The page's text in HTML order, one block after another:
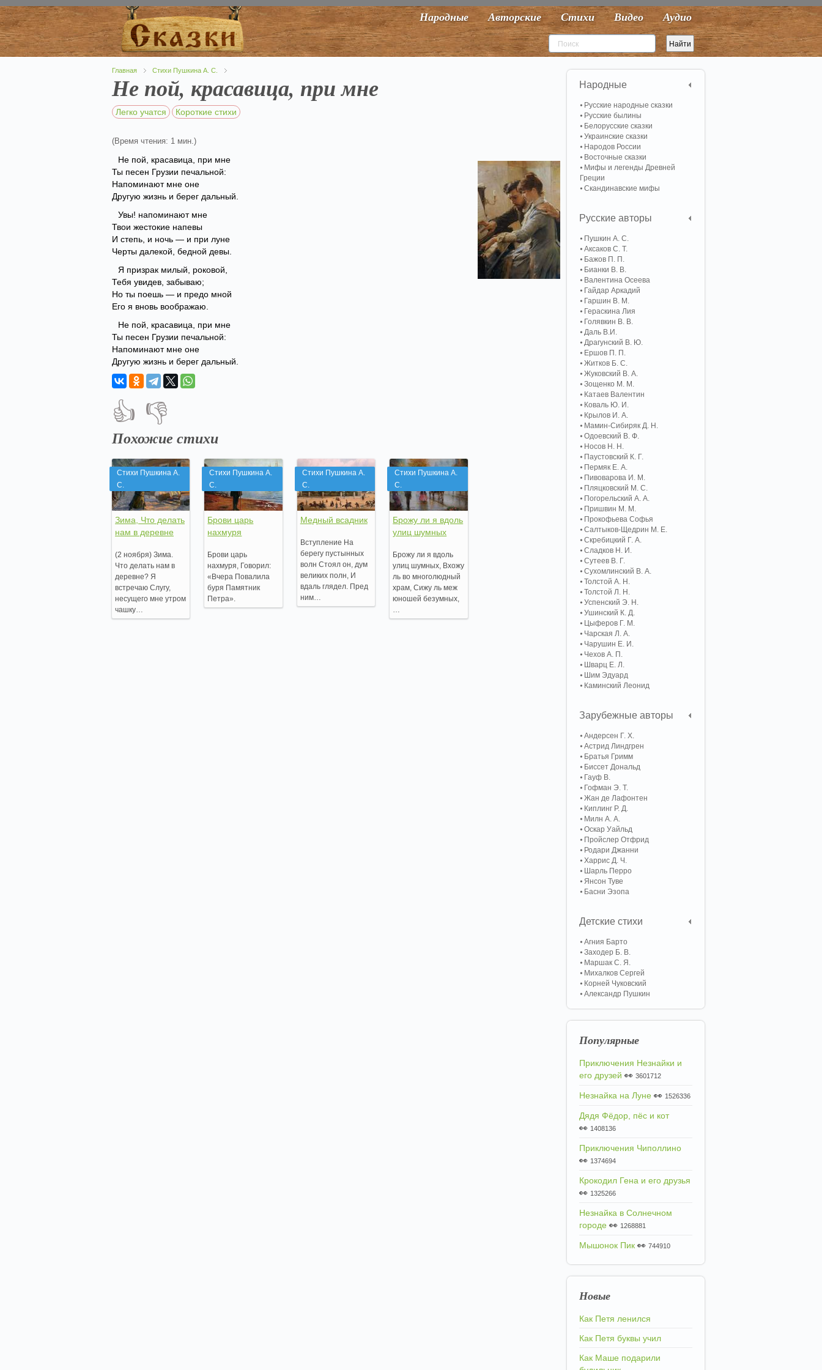
Народные Авторские Стихи Видео Аудио
Главная Стихи Пушкина А. С.
Не пой, красавица, при мне
Легко учатся Короткие стихи
(Время чтения: 1 мин.)
Не пой, красавица, при мне
Ты песен Грузии печальной:
Напоминают мне оне
Другую жизнь и берег дальный.
Увы! напоминают мне
Твои жестокие напевы
И степь, и ночь — и при луне
Черты далекой, бедной девы.
Я призрак милый, роковой,
Тебя увидев, забываю;
Но ты поешь — и предо мной
Его я вновь воображаю.
Не пой, красавица, при мне
Ты песен Грузии печальной:
Напоминают мне оне
Другую жизнь и берег дальный.
👍 👎
Похожие стихи
Стихи Пушкина А.
С.
Зима, Что делать
нам в деревне
(2 ноября) Зима.
Что делать нам в
деревне? Я
встречаю Слугу,
несущего мне утром
чашку…
Стихи Пушкина А.
С.
Брови царь
нахмуря
Брови царь
нахмуря, Говорил:
«Вчера Повалила
буря Памятник
Петра».
Стихи Пушкина А.
С.
Медный всадник
Вступление На
берегу пустынных
волн Стоял он, дум
великих полн, И
вдаль глядел. Пред
ним…
Стихи Пушкина А.
С.
Брожу ли я вдоль
улиц шумных
Брожу ли я вдоль
улиц шумных, Вхожу
ль во многолюдный
храм, Сижу ль меж
юношей безумных,
…
Народные
Русские народные сказки
Русские былины
Белорусские сказки
Украинские сказки
Народов России
Восточные сказки
Мифы и легенды Древней
Греции
Скандинавские мифы
Русские авторы
Пушкин А. С.
Аксаков С. Т.
Бажов П. П.
Бианки В. В.
Валентина Осеева
Гайдар Аркадий
Гаршин В. М.
Гераскина Лия
Голявкин В. В.
Даль В.И.
Драгунский В. Ю.
Ершов П. П.
Житков Б. С.
Жуковский В. А.
Зощенко М. М.
Катаев Валентин
Коваль Ю. И.
Крылов И. А.
Мамин-Сибиряк Д. Н.
Одоевский В. Ф.
Носов Н. Н.
Паустовский К. Г.
Пермяк Е. А.
Пивоварова И. М.
Пляцковский М. С.
Погорельский А. A.
Пришвин М. М.
Прокофьева Софья
Салтыков-Щедрин М. Е.
Скребицкий Г. А.
Сладков Н. И.
Сутеев В. Г.
Сухомлинский В. А.
Толстой А. Н.
Толстой Л. Н.
Успенский Э. Н.
Ушинский К. Д.
Цыферов Г. М.
Чарская Л. А.
Чарушин Е. И.
Чехов А. П.
Шварц Е. Л.
Шим Эдуард
Каминский Леонид
Зарубежные авторы
Андерсен Г. Х.
Астрид Линдгрен
Братья Гримм
Биссет Дональд
Гауф В.
Гофман Э. Т.
Жан де Лафонтен
Киплинг Р. Д.
Милн А. А.
Оскар Уайльд
Пройслер Отфрид
Родари Джанни
Харрис Д. Ч.
Шарль Перро
Янсон Туве
Басни Эзопа
Детские стихи
Агния Барто
Заходер Б. В.
Маршак С. Я.
Михалков Сергей
Корней Чуковский
Александр Пушкин
Популярные
Приключения Незнайки и
его друзей 👀 3601712
Незнайка на Луне 👀 1526336
Дядя Фёдор, пёс и кот
👀 1408136
Приключения Чиполлино
👀 1374694
Крокодил Гена и его друзья
👀 1325266
Незнайка в Солнечном
городе 👀 1268881
Мышонок Пик 👀 744910
Новые
Как Петя ленился
Как Петя буквы учил
Как Маше подарили